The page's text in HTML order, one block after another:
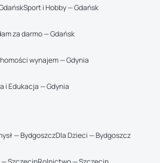
Sport i Hobby — Gdańsk
za darmo — Gdańsk
wynajem — Gdynia
i Edukacja — Gdynia
— BydgoszczDla Dzieci — Bydgoszcz